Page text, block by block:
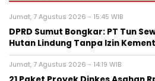
Jumat, 7 Agustus 2026 - 15:45 WIB
DPRD Sumut Bongkar: PT Tun
Hutan Lindung Tanpa Izin
Jumat, 7 Agustus 2026 - 14:19 WIB